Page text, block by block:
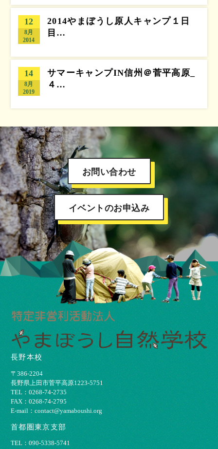
12
8月
2014
2014やまぼうし原人キャンプ１日
目…
14
8月
2019
サマーキャンプIN信州＠菅平高原_
４…
お問い合わせ
イベントのお申込み
長野本校
〒386-2204
⻑野県上⽥市菅平⾼原1223-5751
TEL：0268-74-2735
FAX：0268-74-2795
E-mail：contact@yamaboushi.org
首都圏東京支部
TEL：090-5338-5741